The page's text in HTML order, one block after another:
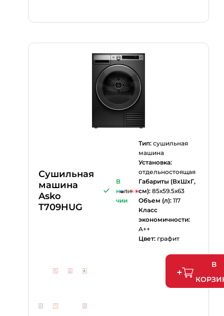
Сушильная
машина
Asko
T709HUG
В
нали
чии
Тип: сушильная
машина
Установка:
отдельностоящая
Габариты (ВхШхГ,
см): 85х59.5х63
Объем (л): 117
Класс
экономичности:
A++
Цвет: графит
В